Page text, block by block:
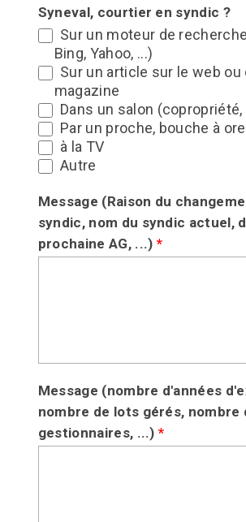
Syneval, courtier en syndic ?
Sur un moteur de
Bing, Yahoo, ...)
Sur un article sur le web ou
magazine
Dans un salon (copropriété,
Par un proche, bouche à
à la TV
Autre
Message (Raison du
syndic, nom du syndic actuel,
prochaine AG, ...) *
Message (nombre d'années
nombre de lots gérés, nombre
gestionnaires, ...)*